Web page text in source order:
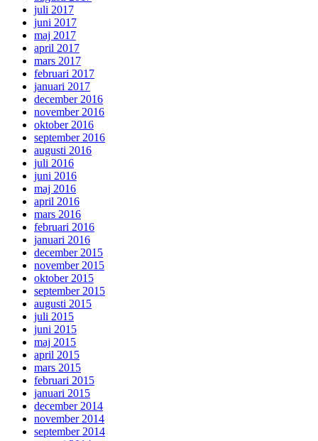
juli 2017
juni 2017
maj 2017
april 2017
mars 2017
februari 2017
januari 2017
december 2016
november 2016
oktober 2016
september 2016
augusti 2016
juli 2016
juni 2016
maj 2016
april 2016
mars 2016
februari 2016
januari 2016
december 2015
november 2015
oktober 2015
september 2015
augusti 2015
juli 2015
juni 2015
maj 2015
april 2015
mars 2015
februari 2015
januari 2015
december 2014
november 2014
september 2014